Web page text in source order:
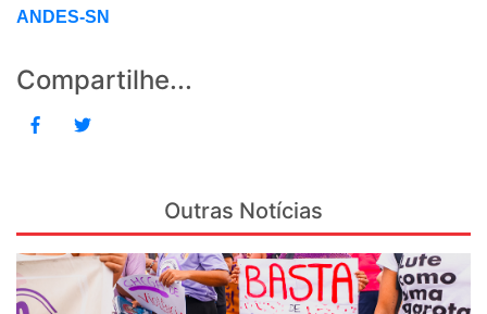
ANDES-SN
Compartilhe...
Outras Notícias